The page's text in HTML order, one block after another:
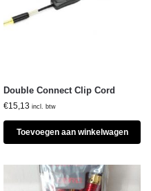
Double Connect Clip Cord
€15,13 incl. btw
Toevoegen aan winkelwagen